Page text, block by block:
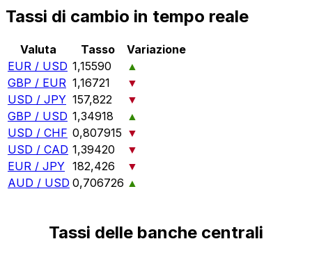
Tassi di cambio in tempo reale
Valuta Tasso
Variazione
EUR / USD 1,15590
▲
GBP / EUR 1,16721
▼
USD / JPY 157,822
▼
GBP / USD 1,34918
▲
USD / CHF 0,807915 ▼
USD / CAD 1,39420
▼
EUR / JPY 182,426
▼
AUD / USD 0,706726 ▲
Tassi delle banche centrali